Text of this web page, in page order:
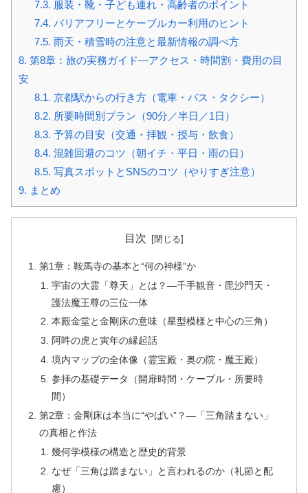
7.3. 服装・靴・子ども連れ・高齢者のポイント
7.4. バリアフリーとケーブルカー利用のヒント
7.5. 雨天・積雪時の注意と最新情報の調べ方
8. 第8章：旅の実務ガイド—アクセス・時間割・費用の目
安
8.1. 京都駅からの行き方（電車・バス・タクシー）
8.2. 所要時間別プラン（90分／半日／1日）
8.3. 予算の目安（交通・拝観・授与・飲食）
8.4. 混雑回避のコツ（朝イチ・平日・雨の日）
8.5. 写真スポットとSNSのコツ（やりすぎ注意）
9. まとめ
目次
第1章：鞍馬寺の基本と“何の神様”か
宇宙の大霊「尊天」とは？—千手観音・毘沙門天・
護法魔王尊の三位一体
本殿金堂と金剛床の意味（星型模様と中心の三角）
阿吽の虎と寅年の縁起話
境内マップの全体像（霊宝殿・奥の院・魔王殿）
参拝の基礎データ（開扉時間・ケーブル・所要時
間）
第2章：金剛床は本当に“やばい”？—「三角踏まない」
の真相と作法
幾何学模様の構造と歴史的背景
なぜ「三角は踏まない」と言われるのか（礼節と配
慮）